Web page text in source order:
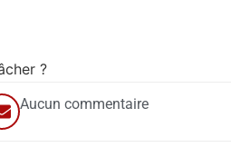
?
Aucun commentaire